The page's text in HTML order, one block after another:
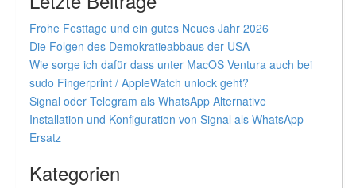
Frohe Festtage und ein gutes Neues Jahr 2026
Die Folgen des Demokratieabbaus der USA
Wie sorge ich dafür dass unter MacOS Ventura auch bei
sudo Fingerprint / AppleWatch unlock geht?
Signal oder Telegram als WhatsApp Alternative
Installation und Konfiguration von Signal als WhatsApp
Ersatz
Kategorien